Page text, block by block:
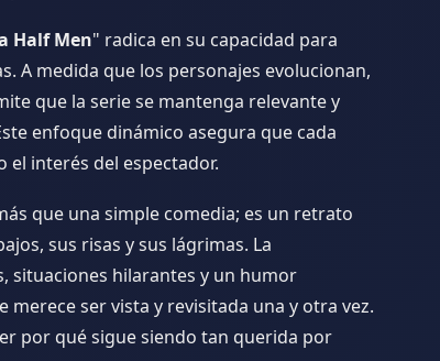
Half Men" radica en su capacidad para
A medida que los personajes evolucionan,
que la serie se mantenga relevante y
enfoque dinámico asegura que cada
interés del espectador.
que una simple comedia; es un retrato
sus risas y sus lágrimas. La
situaciones hilarantes y un humor
ser vista y revisitada una y otra vez.
por qué sigue siendo tan querida por